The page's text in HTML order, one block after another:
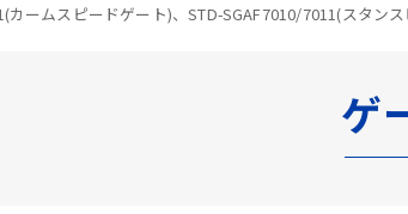
ームスピードゲート)、STD-SGAF7010/7011(スタン
ゲ